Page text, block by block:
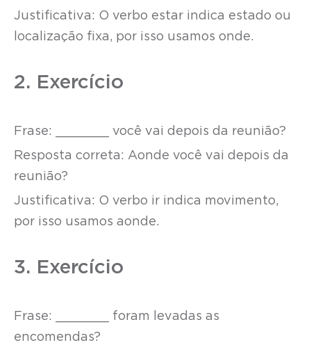
Justificativa: O verbo estar indica estado ou
localização fixa, por isso usamos onde.
2. Exercício
Frase: _______ você vai depois da reunião?
Resposta correta: Aonde você vai depois da
reunião?
Justificativa: O verbo ir indica movimento,
por isso usamos aonde.
3. Exercício
Frase: _______ foram levadas as
encomendas?